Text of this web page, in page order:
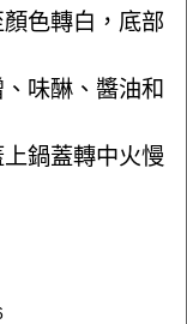
色轉白，底部
味醂、醬油和
鍋蓋轉中火慢